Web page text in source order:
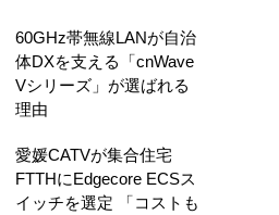
60GHz帯無線LANが自治
体DXを支える「cnWave
Vシリーズ」が選ばれる
理由
愛媛CATVが集合住宅
FTTHにEdgecore ECSス
イッチを選定 「コストも